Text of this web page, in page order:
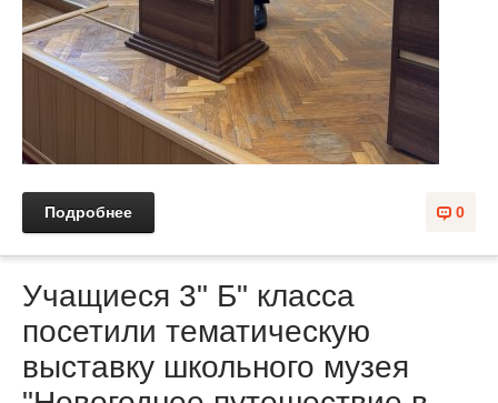
0
Подробнее
Учащиеся 3" Б" класса
посетили тематическую
выставку школьного музея